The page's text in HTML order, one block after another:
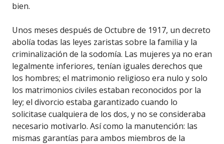
bien.
Unos meses después de Octubre de 1917, un decreto
abolía todas las leyes zaristas sobre la familia y la
criminalización de la sodomía. Las mujeres ya no eran
legalmente inferiores, tenían iguales derechos que
los hombres; el matrimonio religioso era nulo y solo
los matrimonios civiles estaban reconocidos por la
ley; el divorcio estaba garantizado cuando lo
solicitase cualquiera de los dos, y no se consideraba
necesario motivarlo. Así como la manutención: las
mismas garantías para ambos miembros de la